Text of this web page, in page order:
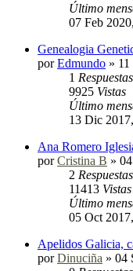
Último
07 Feb
Genealogia
porEdmundo »
1 Respuestas
9925 Vistas
Último
13 Dic
Ana Romero
porCristina B »
2 Respuestas
11413 Vistas
Último
05 Oct
Apelidos Galicia,
porDinuciña » 04